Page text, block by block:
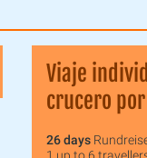
Viaje
crucero
26 days